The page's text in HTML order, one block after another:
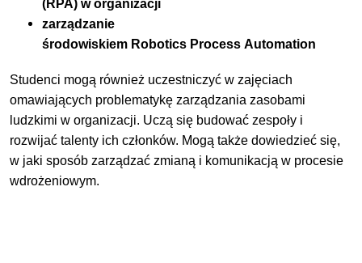
(RPA) w organizacji
zarządzanie
środowiskiem Robotics Process Automation
Studenci mogą również uczestniczyć w zajęciach
omawiających problematykę zarządzania zasobami
ludzkimi w organizacji. Uczą się budować zespoły i
rozwijać talenty ich członków. Mogą także dowiedzieć się,
w jaki sposób zarządzać zmianą i komunikacją w procesie
wdrożeniowym.